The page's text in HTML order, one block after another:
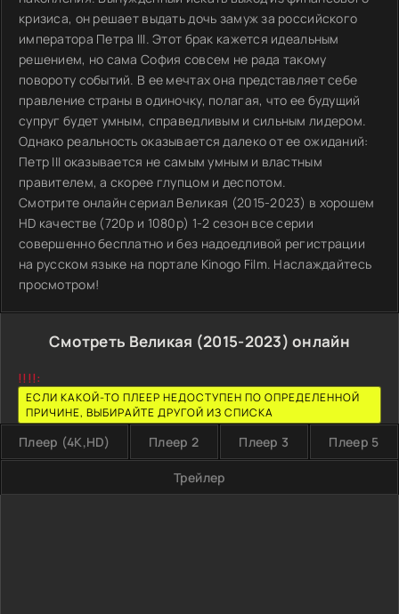
кризиса, он решает выдать дочь замуж за российского
императора Петра III. Этот брак кажется идеальным
решением, но сама София совсем не рада такому
повороту событий. В ее мечтах она представляет себе
правление страны в одиночку, полагая, что ее будущий
супруг будет умным, справедливым и сильным лидером.
Однако реальность оказывается далеко от ее ожиданий:
Петр III оказывается не самым умным и властным
правителем, а скорее глупцом и деспотом.
Смотрите онлайн сериал Великая (2015-2023) в хорошем
HD качестве (720p и 1080p) 1-2 сезон все серии
совершенно бесплатно и без надоедливой регистрации
на русском языке на портале Kinogo Film. Наслаждайтесь
просмотром!
Смотреть Великая (2015-2023) онлайн
!!!!:
ЕСЛИ КАКОЙ-ТО ПЛЕЕР НЕДОСТУПЕН ПО ОПРЕДЕЛЕННОЙ
ПРИЧИНЕ, ВЫБИРАЙТЕ ДРУГОЙ ИЗ СПИСКА
Плеер (4K,HD) Плеер 2 Плеер 3 Плеер 5
Трейлер